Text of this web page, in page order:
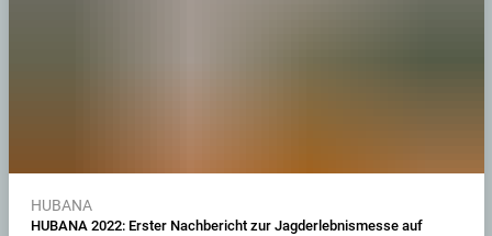
HUBANA
HUBANA 2022: Erster Nachbericht zur Jagderlebnismesse auf